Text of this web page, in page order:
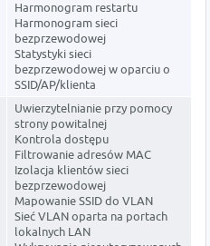
Harmonogram restartu
Harmonogram sieci
bezprzewodowej
Statystyki sieci
bezprzewodowej w oparciu o
SSID/AP/klienta
Uwierzytelnianie przy pomocy
strony powitalnej
Kontrola dostępu
Filtrowanie adresów MAC
Izolacja klientów sieci
bezprzewodowej
Mapowanie SSID do VLAN
Sieć VLAN oparta na portach
lokalnych LAN